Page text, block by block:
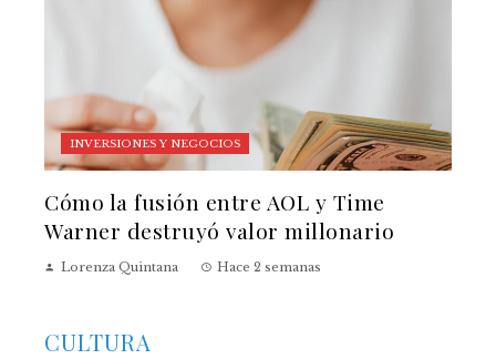
INVERSIONES Y NEGOCIOS
Cómo la fusión entre AOL y Time
Warner destruyó valor millonario
Lorenza Quintana Hace 2 semanas
CULTURA